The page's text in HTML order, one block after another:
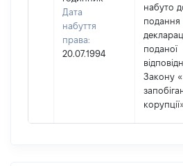
Дата
набуття
права:
20.07.1994
набуто
подання
поданої
Закону